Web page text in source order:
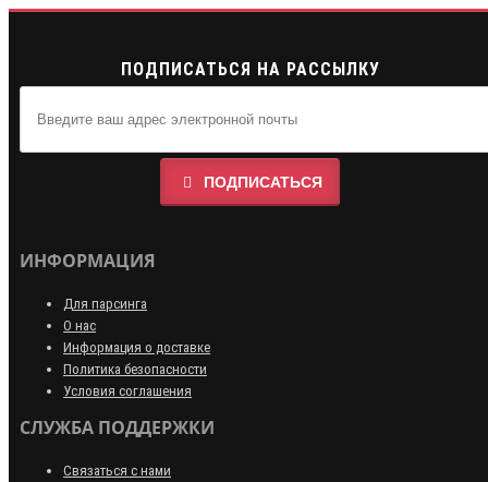
ПОДПИСАТЬСЯ НА РАССЫЛКУ
ПОДПИСАТЬСЯ
ИНФОРМАЦИЯ
Для парсинга
О нас
Информация о доставке
Политика безопасности
Условия соглашения
СЛУЖБА ПОДДЕРЖКИ
Связаться с нами